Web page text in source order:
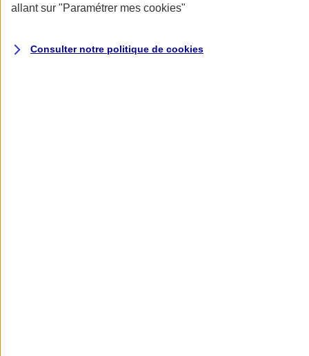
allant sur "Paramétrer mes cookies"
Consulter notre politique de cookies